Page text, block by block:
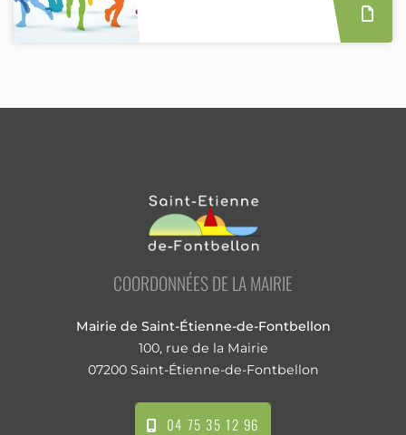
COORDONNÉES DE LA MAIRIE
Mairie de Saint-Étienne-de-Fontbellon
100, rue de la Mairie
07200 Saint-Étienne-de-Fontbellon
04 75 35 12 96